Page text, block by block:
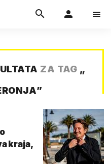
ZA TAG „
”
kraja,